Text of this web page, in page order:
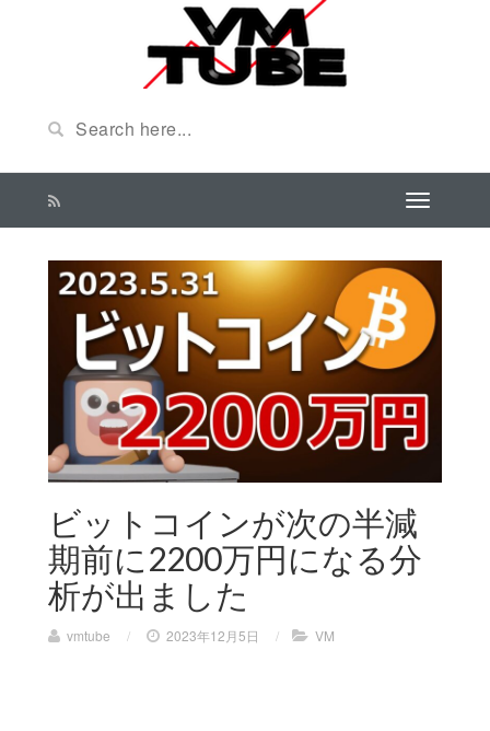
ビットコインが次の半減
期前に2200万円になる分
析が出ました
vmtube / 2023年12月5日 / VM